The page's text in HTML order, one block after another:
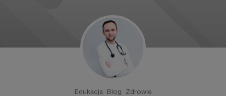
Edukacja Blog Zdrowie